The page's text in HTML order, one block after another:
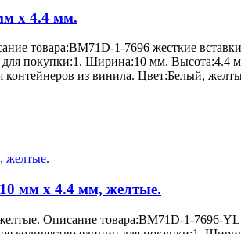
х 4.4 мм.
товара:BM71D-1-7696 жесткие
покупки:1. Ширина:10 мм. Высота:4.4
из винила. Цвет:Белый,
10 мм х 4.4 мм, желтые.
Описание товара:BM71D-1-7696-